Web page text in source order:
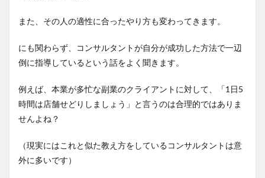
また、その人の適性に合ったやり方も変わってきます。
にも関わらず、コンサルタントが自分が成功した方法で一辺
倒に指導しているという話をよく聞きます。
例えば、本業が多忙な副業のクライアントに対して、「1日5
時間は店舗せどりしましょう」と言うのは合理的ではありま
せんよね？
（現実にはこれと似た教え方をしているコンサルタントは意
外に多いです）